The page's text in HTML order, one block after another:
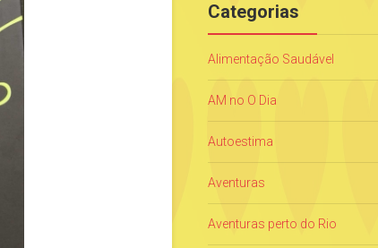
Categorias
Alimentação Saudável
AM no O Dia
Autoestima
Aventuras
Aventuras perto do Rio